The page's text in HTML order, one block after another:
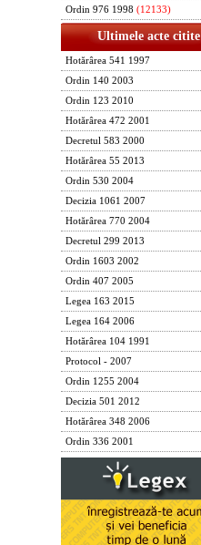
Ordin 976 1998 (12133)
Ultimele acte citite
Hotărârea 541 1997
Ordin 140 2003
Ordin 123 2010
Hotărârea 472 2001
Decretul 583 2000
Hotărârea 55 2013
Ordin 530 2004
Decizia 1061 2007
Hotărârea 770 2004
Decretul 299 2013
Ordin 1603 2002
Ordin 407 2005
Legea 163 2015
Legea 164 2006
Hotărârea 104 1991
Protocol - 2007
Ordin 1255 2004
Decizia 501 2012
Hotărârea 348 2006
Ordin 336 2001